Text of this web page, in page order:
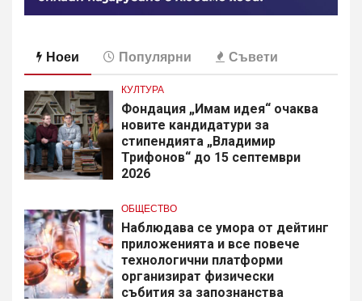
Ноеи Популярни Съвети
КУЛТУРА
Фондация „Имам идея“ очаква
новите кандидатури за
стипендията „Владимир
Трифонов“ до 15 септември
2026
ОБЩЕСТВО
Наблюдава се умора от дейтинг
приложенията и все повече
технологични платформи
организират физически
събития за запознанства